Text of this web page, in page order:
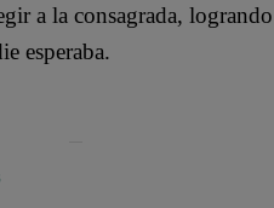
a la consagrada,
esperaba.